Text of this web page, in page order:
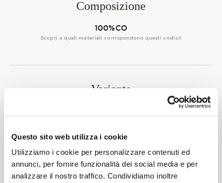
Questo sito web utilizza i cookie
Utilizziamo i cookie per personalizzare contenuti ed
annunci, per fornire funzionalità dei social media e per
analizzare il nostro traffico. Condividiamo inoltre
Composizione
100%CO
Scopri a quali materiali corrispondono questi codici!
Variante
Peso
380 G/MLIN
CONTATTI